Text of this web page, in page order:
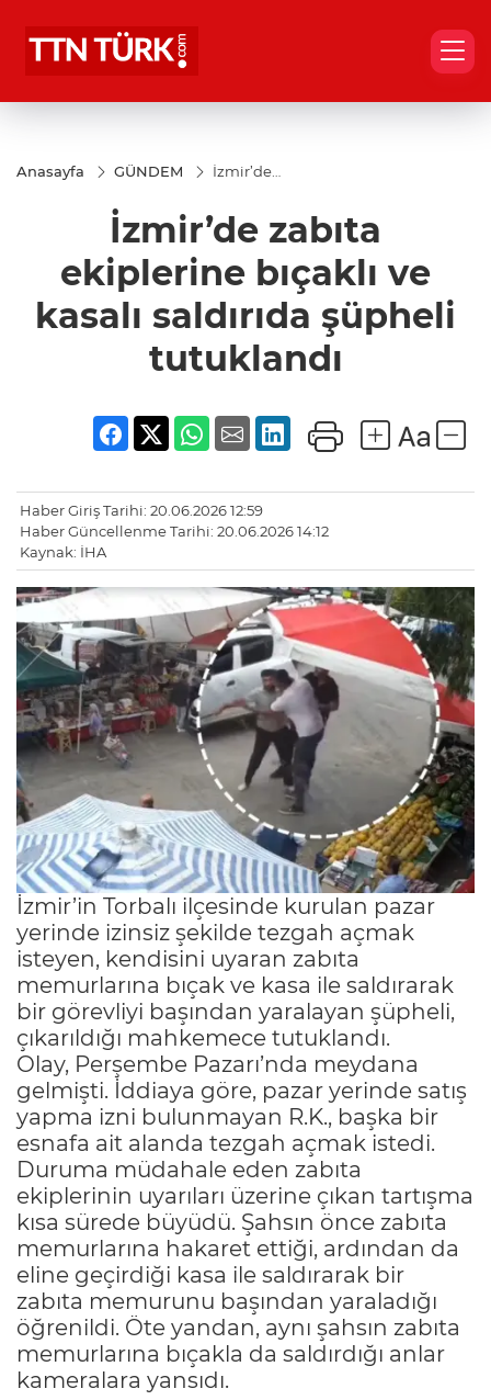
Anasayfa GÜNDEM
İzmir’de
bıçaklı ve
kasalı
saldırıda
şüpheli
İzmir’de zabıta
ekiplerine bıçaklı ve
kasalı saldırıda şüpheli
tutuklandı
Haber Giriş Tarihi: 20.06.2026 12:59
Haber Güncellenme Tarihi: 20.06.2026 14:12
Kaynak: İHA
İzmir’in Torbalı ilçesinde kurulan pazar
yerinde izinsiz şekilde tezgah açmak
isteyen, kendisini uyaran zabıta
memurlarına bıçak ve kasa ile saldırarak
bir görevliyi başından yaralayan şüpheli,
çıkarıldığı mahkemece tutuklandı.
Olay, Perşembe Pazarı’nda meydana
gelmişti. İddiaya göre, pazar yerinde satış
yapma izni bulunmayan R.K., başka bir
esnafa ait alanda tezgah açmak istedi.
Duruma müdahale eden zabıta
ekiplerinin uyarıları üzerine çıkan tartışma
kısa sürede büyüdü. Şahsın önce zabıta
memurlarına hakaret ettiği, ardından da
eline geçirdiği kasa ile saldırarak bir
zabıta memurunu başından yaraladığı
öğrenildi. Öte yandan, aynı şahsın zabıta
memurlarına bıçakla da saldırdığı anlar
kameralara yansıdı.